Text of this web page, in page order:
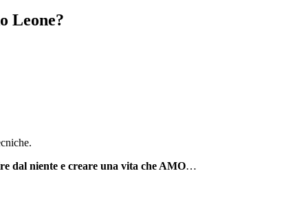
Leone?
dal niente e creare una vita che AMO…